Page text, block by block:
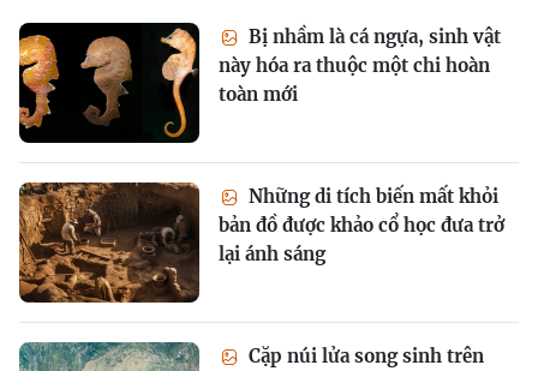
Bị nhầm là cá ngựa, sinh vật
này hóa ra thuộc một chi hoàn
toàn mới
Những di tích biến mất khỏi
bản đồ được khảo cổ học đưa trở
lại ánh sáng
Cặp núi lửa song sinh trên